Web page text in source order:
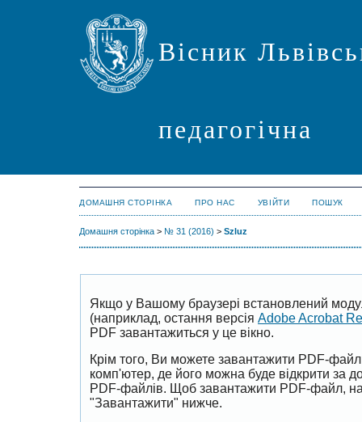
Вісник
педагогічна
ДОМАШНЯ СТОРІНКА ПРО НАС УВІЙТИ ПОШУК
Домашня сторінка > № 31 (2016) > Szluz
Якщо у Вашому браузері встановлений
(наприклад, остання версія Adobe Acrobat
PDF завантажиться у це вікно.
Крім того, Ви можете завантажити PDF-
комп'ютер, де його можна буде відкрити за
PDF-файлів. Щоб завантажити PDF-файл,
"Завантажити" нижче.